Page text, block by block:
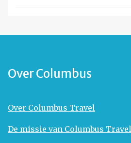
Over Columbus
Over Columbus Travel
De missie van Columbus Travel